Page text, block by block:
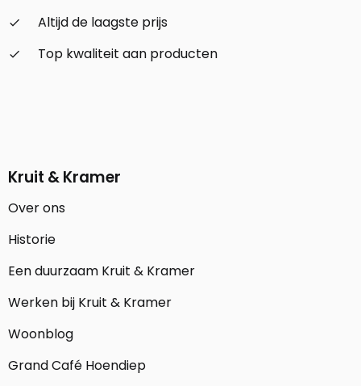
check_small
Altijd de laagste prijs
check_small
Top kwaliteit aan producten
Kruit & Kramer
Over ons
Historie
Een duurzaam Kruit & Kramer
Werken bij Kruit & Kramer
Woonblog
Grand Café Hoendiep